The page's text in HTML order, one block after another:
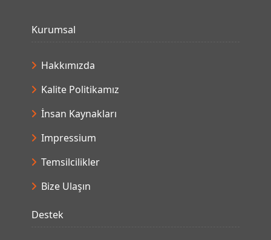
Kurumsal
Hakkımızda
Kalite Politikamız
İnsan Kaynakları
Impressium
Temsilcilikler
Bize Ulaşın
Destek